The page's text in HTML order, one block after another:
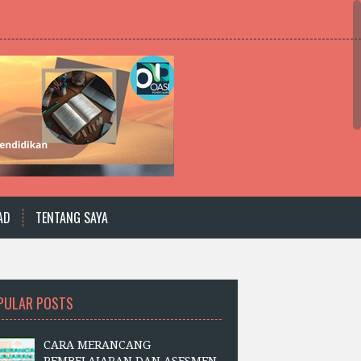
TENTANG SAYA
POSTS
CARA MERANCANG